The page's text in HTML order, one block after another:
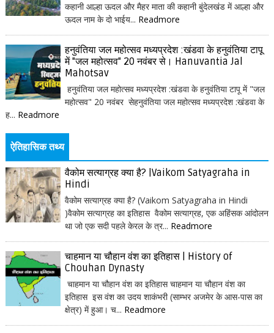
कहानी आल्हा ऊदल और मैहर माता की कहानी बुंदेलखंड में आल्हा और
ऊदल नाम के दो भाईय... Readmore
हनुवंतिया जल महोत्सव मध्यप्रदेश :खंडवा के हनुवंतिया टापू
में "जल महोत्सव" 20 नवंबर से। Hanuvantia Jal
Mahotsav
हनुवंतिया जल महोत्सव मध्यप्रदेश :खंडवा के हनुवंतिया टापू में "जल
महोत्सव" 20 नवंबर सेहनुवंतिया जल महोत्सव मध्यप्रदेश :खंडवा के
ह... Readmore
ऐतिहासिक तथ्य
वैकोम सत्याग्रह क्या है? |Vaikom Satyagraha in
Hindi
वैकोम सत्याग्रह क्या है? (Vaikom Satyagraha in Hindi
)वैकोम सत्याग्रह का इतिहास वैकोम सत्याग्रह, एक अहिंसक आंदोलन
था जो एक सदी पहले केरल के त्र... Readmore
चाहमान या चौहान वंश का इतिहास | History of
Chouhan Dynasty
चाहमान या चौहान वंश का इतिहास चाहमान या चौहान वंश का
इतिहास इस वंश का उदय शाकंभरी (साम्भर अजमेर के आस-पास का
क्षेत्र) में हुआ। च... Readmore